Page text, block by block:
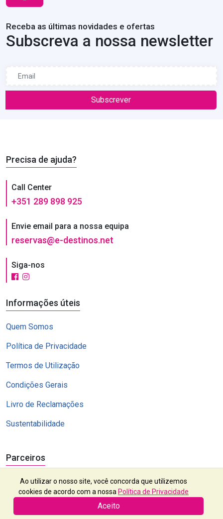
Receba as últimas novidades e ofertas
Subscreva a nossa newsletter
Subscrever
Precisa de ajuda?
Call Center
+351 289 898 925
Envie email para a nossa equipa
reservas@e-destinos.net
Siga-nos
Informações úteis
Quem Somos
Política de Privacidade
Termos de Utilização
Condições Gerais
Livro de Reclamações
Sustentabilidade
Parceiros
Ao utilizar o nosso site, você concorda que utilizemos
cookies de acordo com a nossa Política de Privacidade
Aceito